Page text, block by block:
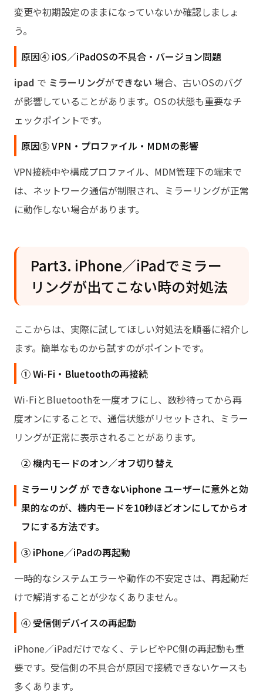
変更や初期設定のままになっていないか確認しましょ
う。
原因④ iOS／iPadOSの不具合・バージョン問題
ipad で ミラーリングができない 場合、古いOSのバグ
が影響していることがあります。OSの状態も重要なチ
ェックポイントです。
原因⑤ VPN・プロファイル・MDMの影響
VPN接続中や構成プロファイル、MDM管理下の端末で
は、ネットワーク通信が制限され、ミラーリングが正常
に動作しない場合があります。
Part3. iPhone／iPadでミラー
リングが出てこない時の対処法
ここからは、実際に試してほしい対処法を順番に紹介し
ます。簡単なものから試すのがポイントです。
① Wi-Fi・Bluetoothの再接続
Wi-FiとBluetoothを一度オフにし、数秒待ってから再
度オンにすることで、通信状態がリセットされ、ミラー
リングが正常に表示されることがあります。
② 機内モードのオン／オフ切り替え
ミラーリングが できないiphone ユーザーに意外と効
果的なのが、機内モードを10秒ほどオンにしてからオ
フにする方法です。
③ iPhone／iPadの再起動
一時的なシステムエラーや動作の不安定さは、再起動だ
けで解消することが少なくありません。
④ 受信側デバイスの再起動
iPhone／iPadだけでなく、テレビやPC側の再起動も重
要です。受信側の不具合が原因で接続できないケースも
多くあります。